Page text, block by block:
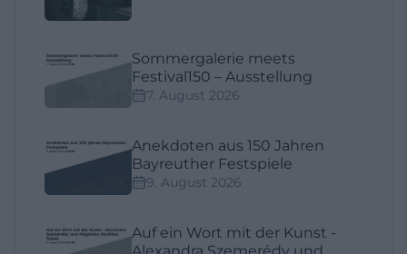
Sommergalerie meets
Festival150 – Ausstellung
7. August 2026
Anekdoten aus 150 Jahren
Bayreuther Festspiele
9. August 2026
Auf ein Wort mit der Kunst -